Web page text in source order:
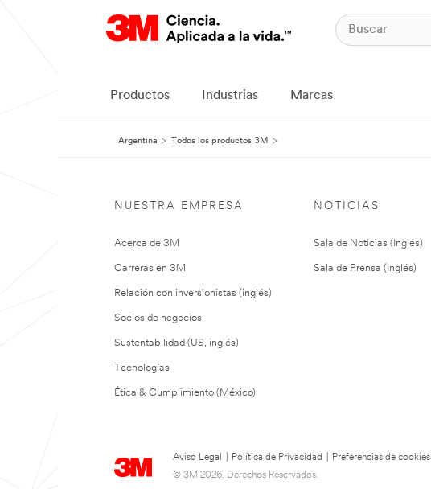
Productos Industrias Marcas
Argentina Todos los productos 3M
NUESTRA EMPRESA
Acerca de 3M
Carreras en 3M
Relación con inversionistas (inglés)
Socios de negocios
Sustentabilidad (US, inglés)
Tecnologías
Ética & Cumplimiento (México)
NOTICIAS
Sala de Noticias (Inglés)
Sala de Prensa (Inglés)
Aviso Legal Política de Privacidad
Preferencias de cookies
© 3M 2026. Derechos Reservados.